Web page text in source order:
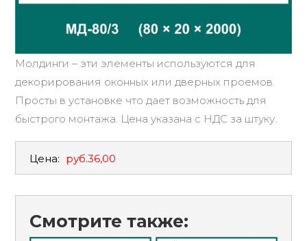
Молдинги – эти элементы используются для
декорирования оконных или дверных проемов.
Просты в установке что дает возможность для
быстрого монтажа. Цена указана с НДС за штуку.
Цена: руб.36,00
Смотрите также: